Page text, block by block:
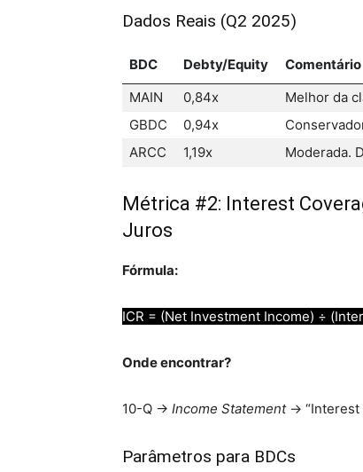
Dados Reais (Q2 2025)
BDC Debty/Equity
Comentário
MAIN
0,84x
Melhor da
GBDC
0,94x
ARCC
1,19x Moderada.
Métrica #2: Interest
Juros
Fórmula:
ICR = (Net Investment Income) ÷
Onde encontrar?
10-Q → Income Statement→ “Interest
Parâmetros para BDCs